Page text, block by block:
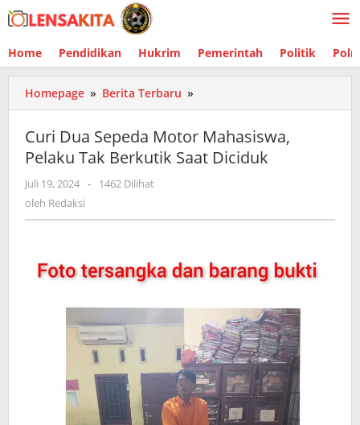
Lewati
ke
Home Pendidikan Hukrim Pemerintah Politik
Homepage » Berita Terbaru »
Dua
Sepeda
Motor
Mahasiswa,
Curi Dua Sepeda Motor Mahasiswa,
Pelaku Tak Berkutik Saat Diciduk
Juli 19, 2024 oleh
-
1462 Dilihat
oleh Redaksi